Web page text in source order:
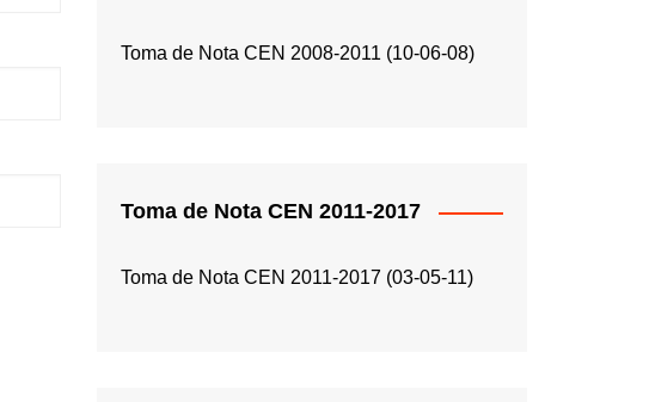
Toma de Nota CEN 2008-2011 (10-06-08)
Toma de Nota CEN 2011-2017
Toma de Nota CEN 2011-2017 (03-05-11)